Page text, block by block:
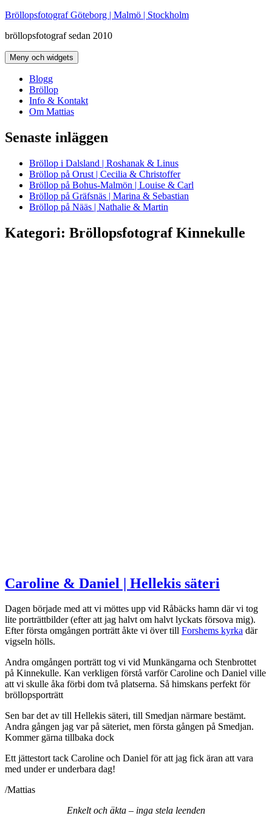
Hoppa
innehåll
Bröllopsfotograf Göteborg | Malmö | Stockholm
bröllopsfotograf sedan 2010
Meny och widgets
Blogg
Bröllop
Info & Kontakt
Om Mattias
Senaste inläggen
Bröllop i Dalsland | Roshanak & Linus
Bröllop på Orust | Cecilia & Christoffer
Bröllop på Bohus-Malmön | Louise & Carl
Bröllop på Gräfsnäs | Marina & Sebastian
Bröllop på Nääs | Nathalie & Martin
Kategori: Bröllopsfotograf Kinnekulle
Caroline & Daniel | Hellekis säteri
Dagen började med att vi möttes upp vid Råbäcks hamn där vi tog
lite porträttbilder (efter att jag halvt om halvt lyckats försova mig).
Efter första omgången porträtt åkte vi över till Forshems kyrka där
vigseln hölls.
Andra omgången porträtt tog vi vid Munkängarna och Stenbrottet
på Kinnekulle. Kan verkligen förstå varför Caroline och Daniel ville
att vi skulle åka förbi dom två platserna. Så himskans perfekt för
bröllopsporträtt
Sen bar det av till Hellekis säteri, till Smedjan närmare bestämt.
Andra gången jag var på säteriet, men första gången på Smedjan.
Kommer gärna tillbaka dock
Ett jättestort tack Caroline och Daniel för att jag fick äran att vara
med under er underbara dag!
/Mattias
Enkelt och äkta – inga stela leenden